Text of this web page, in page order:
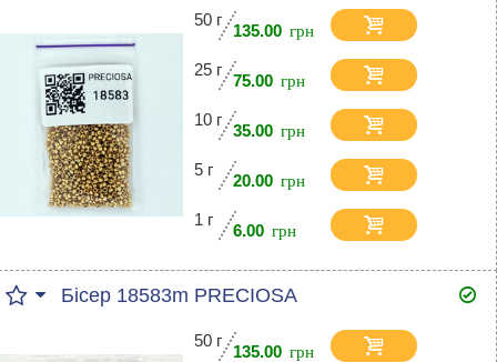
50 г
135.00
25 г
75.00
10 г
35.00
5 г
20.00
1 г
6.00
Бісер 18583m PRECIOSA
50 г
135.00